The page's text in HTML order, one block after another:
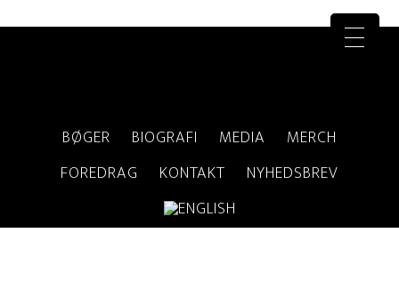
BØGER BIOGRAFI MEDIA
MERCH
FOREDRAG
KONTAKT NYHEDSBREV